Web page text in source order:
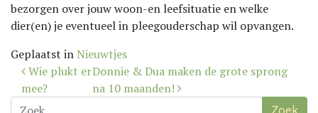
bezorgen over jouw woon-en leefsituatie en welke
dier(en) je eventueel in pleegouderschap wil opvangen.
Geplaatst in Nieuwtjes
Bericht
navigatie
Wie plukt er
mee?
Donnie & Dua maken de grote sprong
na 10 maanden!
Zoek